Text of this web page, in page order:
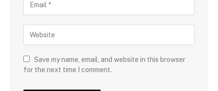
Save my name, email, and website in this browser
for the next time I comment.